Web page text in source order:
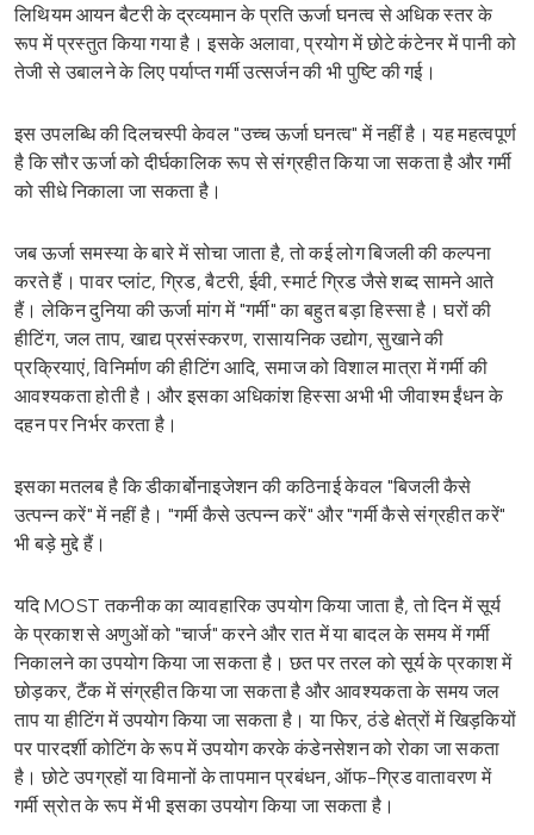
लिथियम आयन बैटरी के द्रव्यमान के प्रति ऊर्जा घनत्व से अधिक स्तर के
रूप में प्रस्तुत किया गया है। इसके अलावा, प्रयोग में छोटे कंटेनर में पानी को
तेजी से उबालने के लिए पर्याप्त गर्मी उत्सर्जन की भी पुष्टि की गई।
इस उपलब्धि की दिलचस्पी केवल "उच्च ऊर्जा घनत्व" में नहीं है। यह महत्वपूर्ण
है कि सौर ऊर्जा को दीर्घकालिक रूप से संग्रहीत किया जा सकता है और गर्मी
को सीधे निकाला जा सकता है।
जब ऊर्जा समस्या के बारे में सोचा जाता है, तो कई लोग बिजली की कल्पना
करते हैं। पावर प्लांट, ग्रिड, बैटरी, ईवी, स्मार्ट ग्रिड जैसे शब्द सामने आते
हैं। लेकिन दुनिया की ऊर्जा मांग में "गर्मी" का बहुत बड़ा हिस्सा है। घरों की
हीटिंग, जल ताप, खाद्य प्रसंस्करण, रासायनिक उद्योग, सुखाने की
प्रक्रियाएं, विनिर्माण की हीटिंग आदि, समाज को विशाल मात्रा में गर्मी की
आवश्यकता होती है। और इसका अधिकांश हिस्सा अभी भी जीवाश्म ईंधन के
दहन पर निर्भर करता है।
इसका मतलब है कि डीकार्बोनाइजेशन की कठिनाई केवल "बिजली कैसे
उत्पन्न करें" में नहीं है। "गर्मी कैसे उत्पन्न करें" और "गर्मी कैसे संग्रहीत करें"
भी बड़े मुद्दे हैं।
यदि MOST तकनीक का व्यावहारिक उपयोग किया जाता है, तो दिन में सूर्य
के प्रकाश से अणुओं को "चार्ज" करने और रात में या बादल के समय में गर्मी
निकालने का उपयोग किया जा सकता है। छत पर तरल को सूर्य के प्रकाश में
छोड़कर, टैंक में संग्रहीत किया जा सकता है और आवश्यकता के समय जल
ताप या हीटिंग में उपयोग किया जा सकता है। या फिर, ठंडे क्षेत्रों में खिड़कियों
पर पारदर्शी कोटिंग के रूप में उपयोग करके कंडेनसेशन को रोका जा सकता
है। छोटे उपग्रहों या विमानों के तापमान प्रबंधन, ऑफ-ग्रिड वातावरण में
गर्मी स्रोत के रूप में भी इसका उपयोग किया जा सकता है।